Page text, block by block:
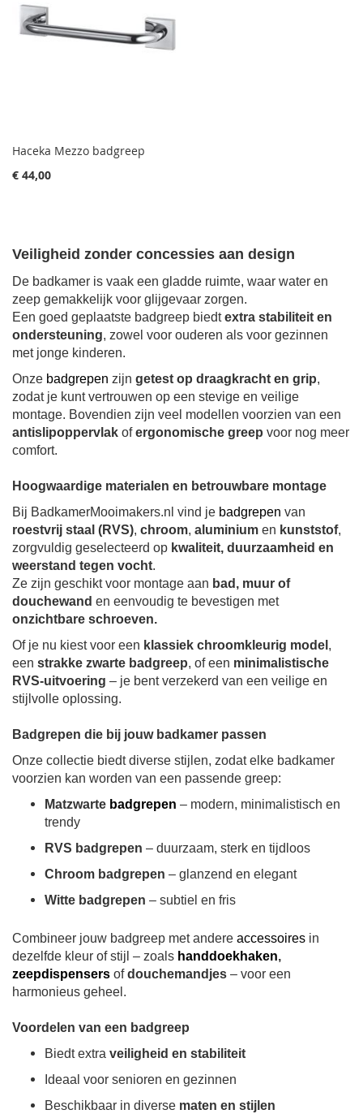
Haceka Mezzo badgreep
€ 44,00
Veiligheid zonder concessies aan design
De badkamer is vaak een gladde ruimte, waar water en
zeep gemakkelijk voor glijgevaar zorgen.
Een goed geplaatste badgreep biedtextra stabiliteit en
ondersteuning, zowel voor ouderen als voor gezinnen
met jonge kinderen.
Onze badgrepen zijn getest op draagkracht en grip,
zodat je kunt vertrouwen op een stevige en veilige
montage. Bovendien zijn veel modellen voorzien van een
antislipoppervlak ofergonomische greep voor nog meer
comfort.
Hoogwaardige materialen en betrouwbare montage
Bij BadkamerMooimakers.nl vind je badgrepen van
roestvrij staal (RVS), chroom, aluminium en kunststof,
zorgvuldig geselecteerd op kwaliteit, duurzaamheid en
weerstand tegen vocht.
Ze zijn geschikt voor montage aan bad, muur of
douchewand en eenvoudig te bevestigen met
onzichtbare schroeven.
Of je nu kiest voor een klassiek chroomkleurig model ,
een strakke zwarte badgreep, of een minimalistische
RVS-uitvoering – je bent verzekerd van een veilige en
stijlvolle oplossing.
Badgrepen die bij jouw badkamer passen
Onze collectie biedt diverse stijlen, zodat elke badkamer
voorzien kan worden van een passende greep:
Matzwarte badgrepen – modern, minimalistisch en
trendy
RVS badgrepen – duurzaam, sterk en tijdloos
Chroom badgrepen – glanzend en elegant
Witte badgrepen – subtiel en fris
Combineer jouw badgreep met andere accessoires in
dezelfde kleur of stijl – zoals handdoekhaken,
zeepdispensers ofdouchemandjes – voor een
harmonieus geheel.
Voordelen van een badgreep
Biedt extra veiligheid en stabiliteit
Ideaal voor senioren en gezinnen
Beschikbaar in diverse maten en stijlen